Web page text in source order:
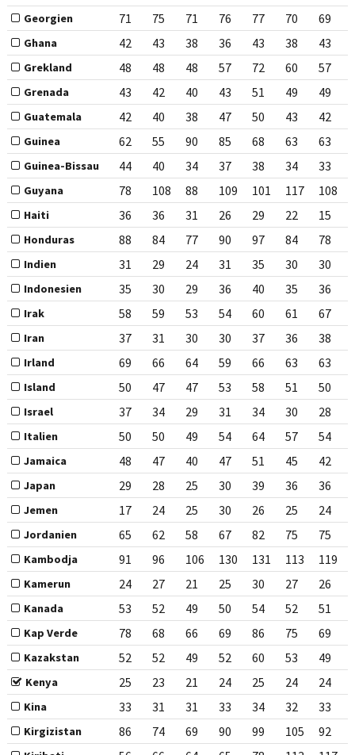
Georgien 71 75 71 76 77 70 69
Ghana 42 43 38 36 43 38 43
Grekland 48 48 48 57 72 60 57
Grenada 43 42 40 43 51 49 49
Guatemala 42 40 38 47 50 43 42
Guinea 62 55 90 85 68 63 63
Guinea-Bissau 44 40 34 37 38 34 33
Guyana 78 108 88 109 101 117 108
Haiti 36 36 31 26 29 22 15
Honduras 88 84 77 90 97 84 78
Indien 31 29 24 31 35 30 30
Indonesien 35 30 29 36 40 35 36
Irak 58 59 53 54 60 61 67
Iran 37 31 30 30 37 36 38
Irland 69 66 64 59 66 63 63
Island 50 47 47 53 58 51 50
Israel 37 34 29 31 34 30 28
Italien 50 50 49 54 64 57 54
Jamaica 48 47 40 47 51 45 42
Japan 29 28 25 30 39 36 36
Jemen 17 24 25 30 26 25 24
Jordanien 65 62 58 67 82 75 75
Kambodja 91 96 106 130 131 113 119
Kamerun 24 27 21 25 30 27 26
Kanada 53 52 49 50 54 52 51
Kap Verde 78 68 66 69 86 75 69
Kazakstan 52 52 49 52 60 53 49
Kenya 25 23 21 24 25 24 24
Kina 33 31 31 33 34 32 33
Kirgizistan 86 74 69 90 99 105 92